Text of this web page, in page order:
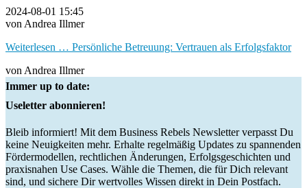
2024-08-01 15:45
von Andrea Illmer
Weiterlesen … Persönliche Betreuung: Vertrauen als Erfolgsfaktor
von Andrea Illmer
Immer up to date:
Useletter abonnieren!
Bleib informiert! Mit dem Business Rebels Newsletter verpasst Du
keine Neuigkeiten mehr. Erhalte regelmäßig Updates zu spannenden
Fördermodellen, rechtlichen Änderungen, Erfolgsgeschichten und
praxisnahen Use Cases. Wähle die Themen, die für Dich relevant
sind, und sichere Dir wertvolles Wissen direkt in Dein Postfach.